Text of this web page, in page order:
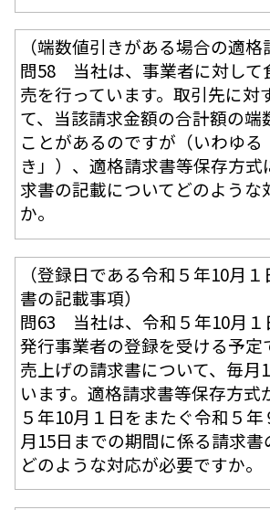
（端数値引きがある場合の適格
問58 当社は、事業者に対して
売を行っています。取引先に対
て、当該請求金額の合計額の端
ことがあるのですが（いわゆる
き」）、適格請求書等保存方
求書の記載についてどのような
か。
（登録日である令和５年10月
書の記載事項）
問63 当社は、令和５年10月１
発行事業者の登録を受ける予定
売上げの請求書について、毎月
います。適格請求書等保存方式
５年10月１日をまたぐ令和５
月15日までの期間に係る請求書
どのような対応が必要ですか。